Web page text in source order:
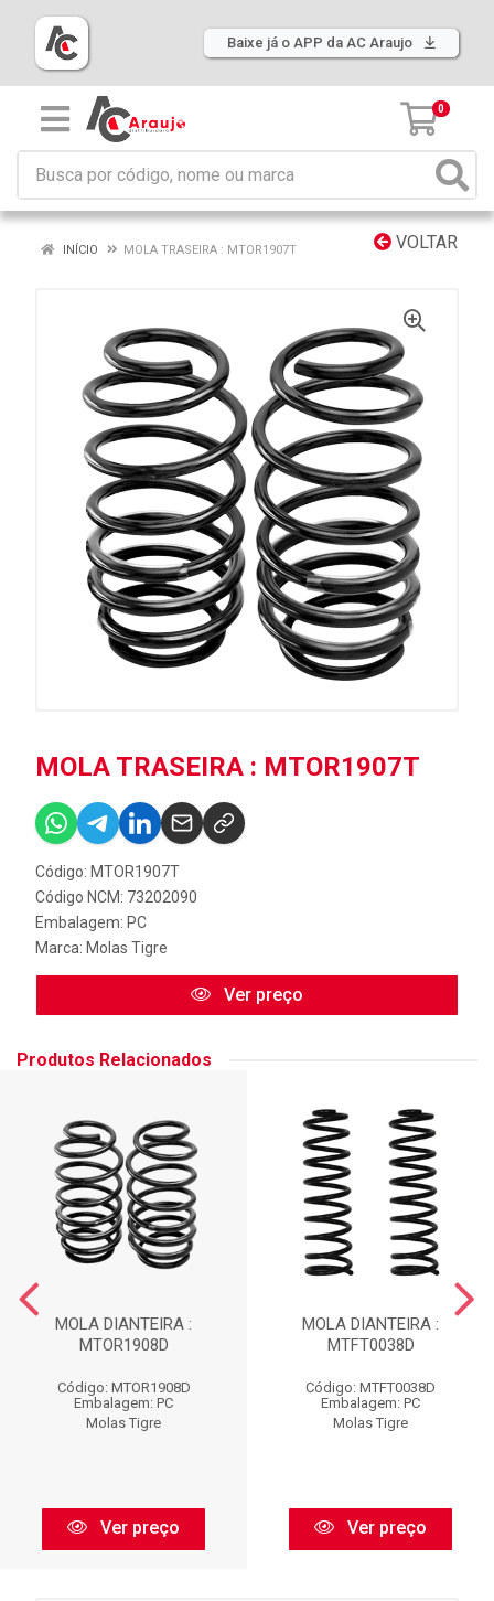
Baixe já o APP da AC Araujo
0
VOLTAR
INÍCIO MOLA TRASEIRA : MTOR1907T
MOLA TRASEIRA : MTOR1907T
Código: MTOR1907T
Código NCM: 73202090
Embalagem: PC
Marca: Molas Tigre
Ver preço
Produtos Relacionados
MOLA DIANTEIRA :
MTOR1908D
Código: MTOR1908D
Embalagem: PC
Molas Tigre
Ver preço
MOLA DIANTEIRA :
MTFT0038D
Código: MTFT0038D
Embalagem: PC
Molas Tigre
Ver preço